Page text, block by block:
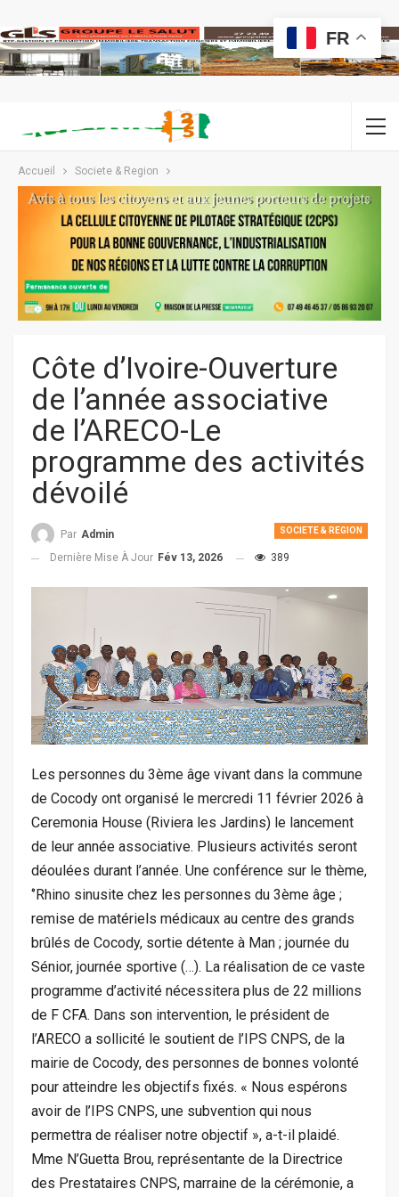
Accueil Societe & Region
Côte d’Ivoire-Ouverture
de l’année associative
de l’ARECO-Le
programme des activités
dévoilé
SOCIETE & REGION
Par Admin
Dernière Mise À Jour Fév 13, 2026 389
Les personnes du 3ème âge vivant dans la commune
de Cocody ont organisé le mercredi 11 février 2026 à
Ceremonia House (Riviera les Jardins) le lancement
de leur année associative. Plusieurs activités seront
déoulées durant l’année. Une conférence sur le thème,
‘’Rhino sinusite chez les personnes du 3ème âge ;
remise de matériels médicaux au centre des grands
brûlés de Cocody, sortie détente à Man ; journée du
Sénior, journée sportive (…). La réalisation de ce vaste
programme d’activité nécessitera plus de 22 millions
de F CFA. Dans son intervention, le président de
l’ARECO a sollicité le soutient de l’IPS CNPS, de la
mairie de Cocody, des personnes de bonnes volonté
pour atteindre les objectifs fixés. « Nous espérons
avoir de l’IPS CNPS, une subvention qui nous
permettra de réaliser notre objectif », a-t-il plaidé.
Mme N’Guetta Brou, représentante de la Directrice
des Prestataires CNPS, marraine de la cérémonie, a
FR